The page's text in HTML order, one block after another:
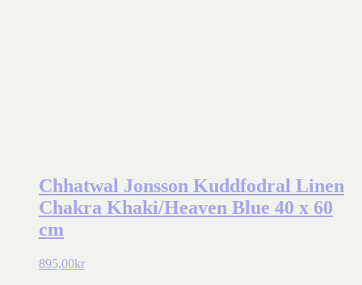
Chhatwal Jonsson Kuddfodral Linen
Chakra Khaki/Heaven Blue 40 x 60
cm
895,00kr